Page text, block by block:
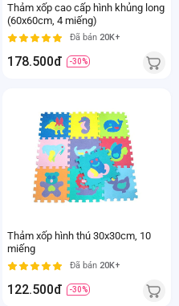
Thảm xốp cao cấp hình khủng long
(60x60cm, 4 miếng)
Đã bán 20K+
178.500đ -30%
Thảm xốp hình thú 30x30cm, 10
miếng
Đã bán 20K+
122.500đ -30%